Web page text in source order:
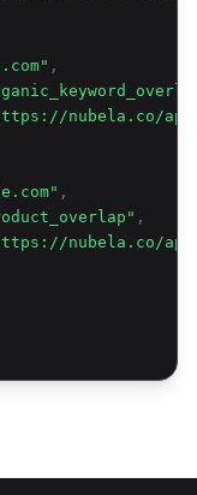
,
nubela.co/
,
,
nubela.co/